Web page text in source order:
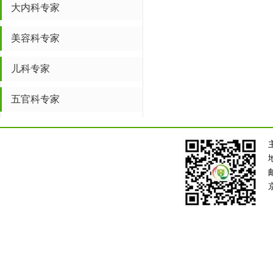
大内科专家
美容科专家
儿科专家
五官科专家